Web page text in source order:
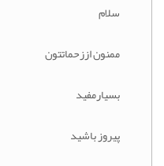
سلام
ممنون اززحماتتون
بسیارمفید
پیروز باشید